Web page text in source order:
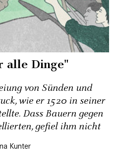
alle Dinge"
von Sünden und
wie er 1520 in seiner
Dass Bauern gegen
gefiel ihm nicht
Kunter